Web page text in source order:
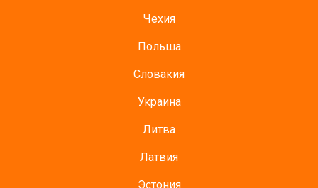
Чехия
Польша
Словакия
Украина
Литва
Латвия
Эстония